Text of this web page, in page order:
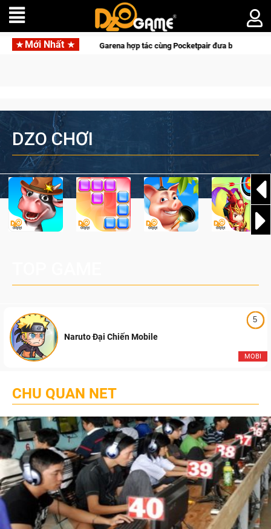
Mới Nhất
tác cùng Pocketpair đưa bom tấn săn thú sinh tồn lên di động với tên gọi
DZO CHƠI
5
MOBI
Naruto Đại Chiến Mobile
CHU QUAN NET